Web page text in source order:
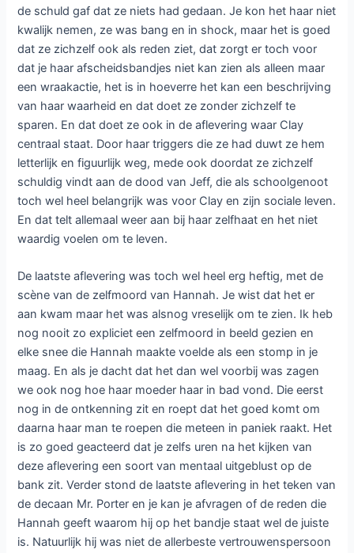
de schuld gaf dat ze niets had gedaan. Je kon het haar niet
kwalijk nemen, ze was bang en in shock, maar het is goed
dat ze zichzelf ook als reden ziet, dat zorgt er toch voor
dat je haar afscheidsbandjes niet kan zien als alleen maar
een wraakactie, het is in hoeverre het kan een beschrijving
van haar waarheid en dat doet ze zonder zichzelf te
sparen. En dat doet ze ook in de aflevering waar Clay
centraal staat. Door haar triggers die ze had duwt ze hem
letterlijk en figuurlijk weg, mede ook doordat ze zichzelf
schuldig vindt aan de dood van Jeff, die als schoolgenoot
toch wel heel belangrijk was voor Clay en zijn sociale leven.
En dat telt allemaal weer aan bij haar zelfhaat en het niet
waardig voelen om te leven.
De laatste aflevering was toch wel heel erg heftig, met de
scène van de zelfmoord van Hannah. Je wist dat het er
aan kwam maar het was alsnog vreselijk om te zien. Ik heb
nog nooit zo expliciet een zelfmoord in beeld gezien en
elke snee die Hannah maakte voelde als een stomp in je
maag. En als je dacht dat het dan wel voorbij was zagen
we ook nog hoe haar moeder haar in bad vond. Die eerst
nog in de ontkenning zit en roept dat het goed komt om
daarna haar man te roepen die meteen in paniek raakt. Het
is zo goed geacteerd dat je zelfs uren na het kijken van
deze aflevering een soort van mentaal uitgeblust op de
bank zit. Verder stond de laatste aflevering in het teken van
de decaan Mr. Porter en je kan je afvragen of de reden die
Hannah geeft waarom hij op het bandje staat wel de juiste
is. Natuurlijk hij was niet de allerbeste vertrouwenspersoon